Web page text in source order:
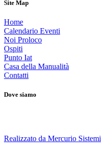
Site Map
Home
Calendario Eventi
Noi Proloco
Ospiti
Punto Iat
Casa della Manualità
Contatti
Dove siamo
Realizzato da Mercurio Sistemi